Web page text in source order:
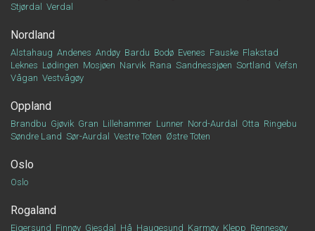
Stjørdal
Verdal
Nordland
Alstahaug Andenes Andøy Bardu Bodø Evenes Fauske Flakstad
Leknes Lødingen Mosjøen Narvik Rana Sandnessjøen Sortland Vefsn
Vågan Vestvågøy
Oppland
Brandbu Gjøvik Gran Lillehammer Lunner Nord-Aurdal Otta Ringebu
Søndre Land Sør-Aurdal Vestre Toten Østre Toten
Oslo
Oslo
Rogaland
Eigersund Finnøy Gjesdal Hå Haugesund Karmøy Klepp Rennesøy